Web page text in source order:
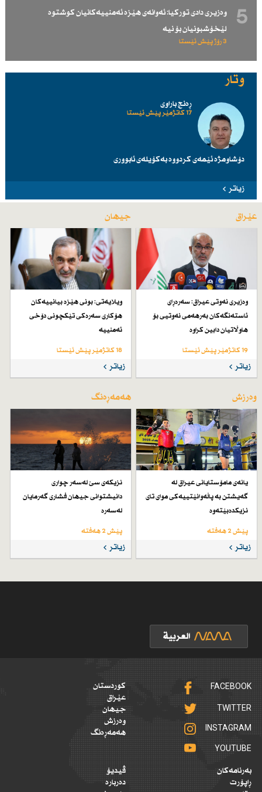
5
وەزیری دادی توركیا: ئەوانەی هێزە ئەمنییەكانیان كوشتوە
لێخۆشبونیان بۆ نیە
3 رۆژ پێش ئێستا
وتار
ڕەنج باراوی
17 کاتژمێر پێش ئێستا
دۆشاومژە ئێمەی کردووە بەکۆیلەی ئابووری
زیاتر
عێراق
وەزیری نەوتی عیراق: سەرەڕای
ئاستەنگەكان بەرهەمی نەوتیی بۆ
هاوڵاتیان دابین كراوە
19 کاتژمێر پێش ئێستا
زیاتر
جیهان
ویلایەتی: بونی هێزە بیانییەكان
هۆكاری سەرەكی تێكچونی دۆخی
ئەمنییە
18 کاتژمێر پێش ئێستا
زیاتر
وەرزش
یانەی مامۆستایانی عیراق لە
گەیشتن بە پاڵەوانێتییەكی موای تای
نزیكدەبێتەوە
پێش 2 هەفتە
زیاتر
هەمەڕەنگ
نزیكەی سێ لەسەر چواری
دانیشتوانی جیهان فشاری گەرمایان
لەسەرە
پێش 2 هەفتە
زیاتر
FACEBOOK
TWITTER
INSTAGRAM
YOUTUBE
کوردستان
عێراق
جیهان
وەرزش
هەمەڕەنگ
بەرنامەکان
ڕاپۆرت
ڤیدیۆ
دەربارە